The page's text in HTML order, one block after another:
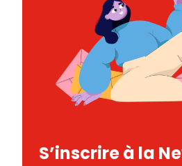
S’inscrire à la